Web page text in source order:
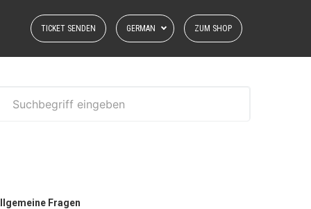
TICKET SENDEN GERMAN ZUM SHOP
Fragen